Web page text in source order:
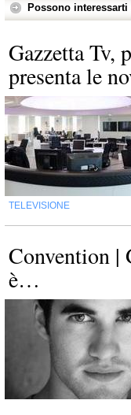
Possono
Gazzetta Tv,
presenta le
TELEVISIONE
Convention |
è…